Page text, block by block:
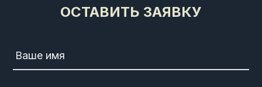
ОСТАВИТЬ ЗАЯВКУ
Ваше имя